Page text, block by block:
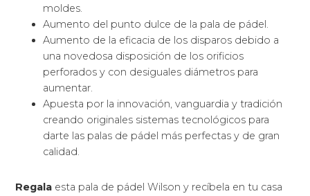
moldes.
Aumento del punto dulce de la pala de pádel.
Aumento de la eficacia de los disparos debido a
una novedosa disposición de los orificios
perforados y con desiguales diámetros para
aumentar.
Apuesta por la innovación, vanguardia y tradición
creando originales sistemas tecnológicos para
darte las palas de pádel más perfectas y de gran
calidad.
Regala esta pala de pádel Wilson y recíbela en tu casa